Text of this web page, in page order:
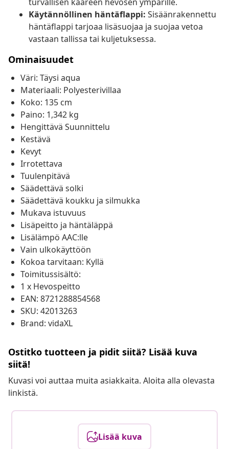
Käytännöllinen häntäflappi: Sisäänrakennettu
häntäflappi tarjoaa lisäsuojaa ja suojaa vetoa
vastaan tallissa tai kuljetuksessa.
Ominaisuudet
Väri: Täysi aqua
Materiaali: Polyesterivillaa
Koko: 135 cm
Paino: 1,342 kg
Hengittävä Suunnittelu
Kestävä
Kevyt
Irrotettava
Tuulenpitävä
Säädettävä solki
Säädettävä koukku ja silmukka
Mukava istuvuus
Lisäpeitto ja häntäläppä
Lisälämpö AAC:lle
Vain ulkokäyttöön
Kokoa tarvitaan: Kyllä
Toimitussisältö:
1 x Hevospeitto
EAN: 8721288854568
SKU: 42013263
Brand: vidaXL
Ostitko tuotteen ja pidit siitä? Lisää kuva
siitä!
Kuvasi voi auttaa muita asiakkaita. Aloita alla olevasta
linkistä.
Lisää kuva